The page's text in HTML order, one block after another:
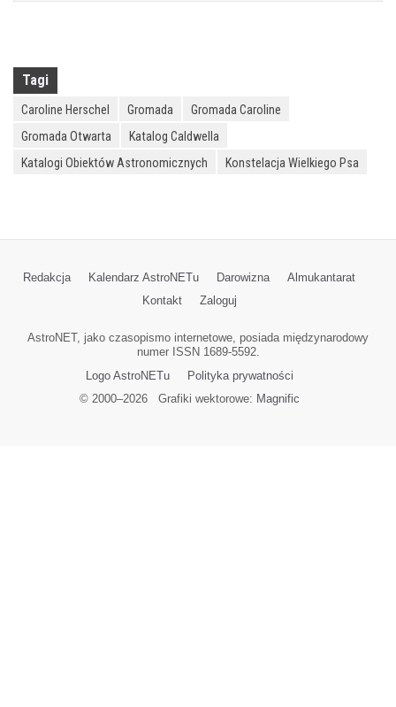
Tagi
Caroline Herschel Gromada
Gromada Caroline
Gromada Otwarta
Katalog Caldwella
Katalogi Obiektów Astronomicznych
Konstelacja Wielkiego Psa
Redakcja Kalendarz AstroNETu Darowizna
Almukantarat
Kontakt
Zaloguj
AstroNET, jako czasopismo internetowe, posiada międzynarodowy
numer ISSN 1689-5592.
Logo AstroNETu
Polityka prywatności
© 2000–2026Grafiki wektorowe: Magnific